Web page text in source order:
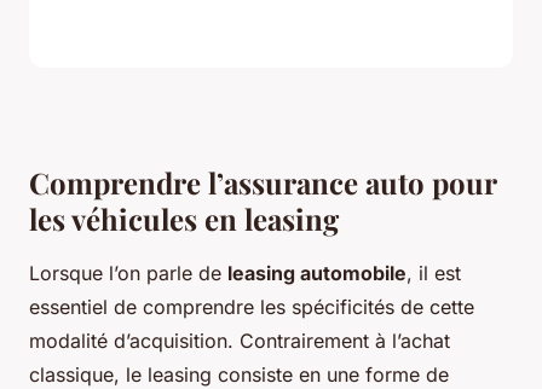
Comprendre l’assurance auto pour
les véhicules en leasing
Lorsque l’on parle de leasing automobile, il est
essentiel de comprendre les spécificités de cette
modalité d’acquisition. Contrairement à l’achat
classique, le leasing consiste en une forme de